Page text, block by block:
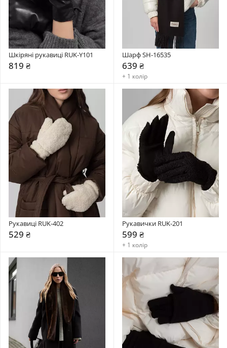
Шкіряні рукавиці RUK-Y101
819 ₴
Шарф SH-16535
639 ₴
+ 1 колір
Рукавиці RUK-402
529 ₴
Рукавички RUK-201
599 ₴
+ 1 колір